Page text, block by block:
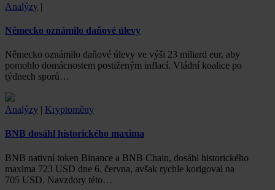
Analýzy |
Německo oznámilo daňové úlevy
Německo oznámilo daňové úlevy ve výši 23 miliard eur, aby
pomohlo domácnostem postiženým inflací. Vládní koalice po
týdnech sporů…
Analýzy | Kryptoměny
BNB dosáhl historického maxima
BNB nativní token Binance a BNB Chain, dosáhl historického
maxima 723 USD dne 6. června, avšak rychle korigoval na
705 USD. Navzdory této…